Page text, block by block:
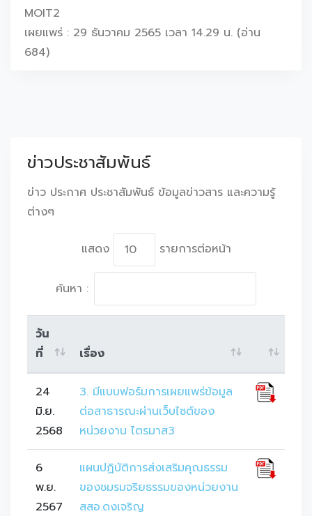
MOIT2
เผยแพร่ : 29 ธันวาคม 2565 เวลา 14.29 น. (อ่าน
684)
ข่าวประชาสัมพันธ์
ข่าว ประกาศ ประชาสัมพันธ์ ข้อมูลข่าวสาร และความรู้
ต่างๆ
แสดง รายการต่อหน้า
ค้นหา :
วัน
ที่
เรื่อง
24
มิ.ย.
2568
3. มีแบบฟอร์มการเผยแพร่ข้อมูล
ต่อสาธารณะผ่านเว็บไซต์ของ
หน่วยงาน ไตรมาส3
6
พ.ย.
2567
แผนปฏิบัติการส่งเสริมคุณธรรม
ของชมรมจริยธรรมของหน่วยงาน
สสอ.ดงเจริญ